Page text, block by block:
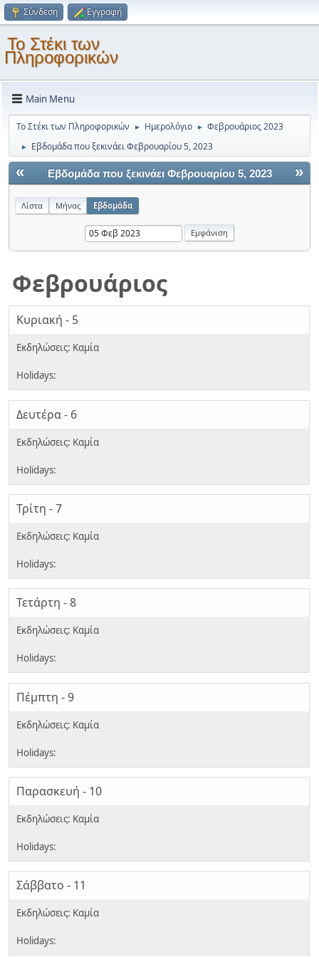
Σύνδεση Εγγραφή
Το Στέκι των
Πληροφορικών
Main Menu
Το Στέκι των Πληροφορικών ► Ημερολόγιο ► Φεβρουάριος 2023
► Εβδομάδα που ξεκινάει Φεβρουαρίου 5, 2023
« »
Εβδομάδα που ξεκινάει Φεβρουαρίου 5, 2023
Λίστα Μήνας Εβδομάδα
Φεβρουάριος
Κυριακή - 5
Δευτέρα - 6
Τρίτη - 7
Τετάρτη - 8
Πέμπτη - 9
Παρασκευή - 10
Σάββατο - 11